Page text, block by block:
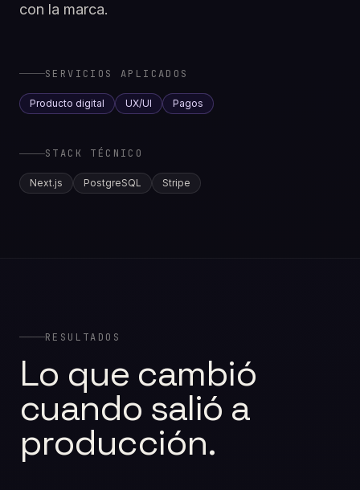
con la marca.
SERVICIOS APLICADOS
Producto digital UX/UI Pagos
STACK TÉCNICO
Next.js PostgreSQL Stripe
RESULTADOS
Lo que cambió
cuando salió a
producción.